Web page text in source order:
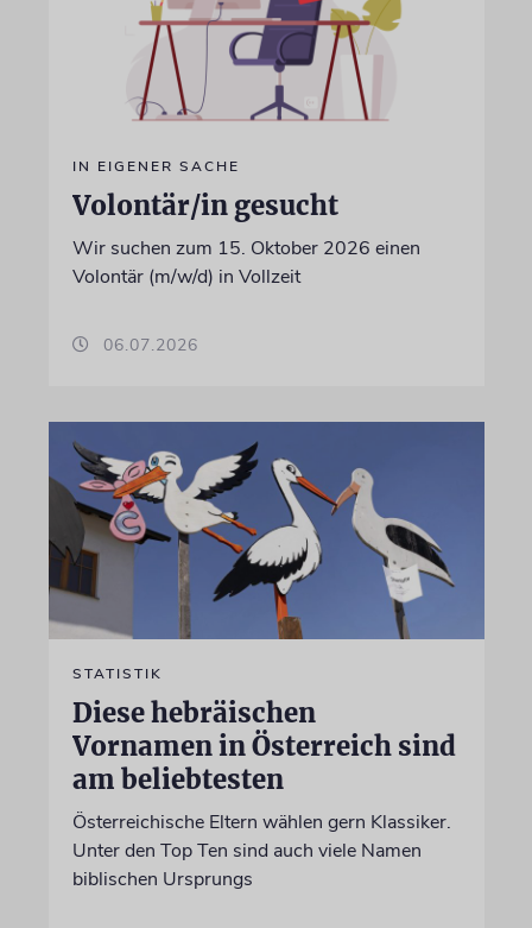
IN EIGENER SACHE
Volontär/in gesucht
Wir suchen zum 15. Oktober 2026 einen
Volontär (m/w/d) in Vollzeit
06.07.2026
STATISTIK
Diese hebräischen
Vornamen in Österreich sind
am beliebtesten
Österreichische Eltern wählen gern Klassiker.
Unter den Top Ten sind auch viele Namen
biblischen Ursprungs